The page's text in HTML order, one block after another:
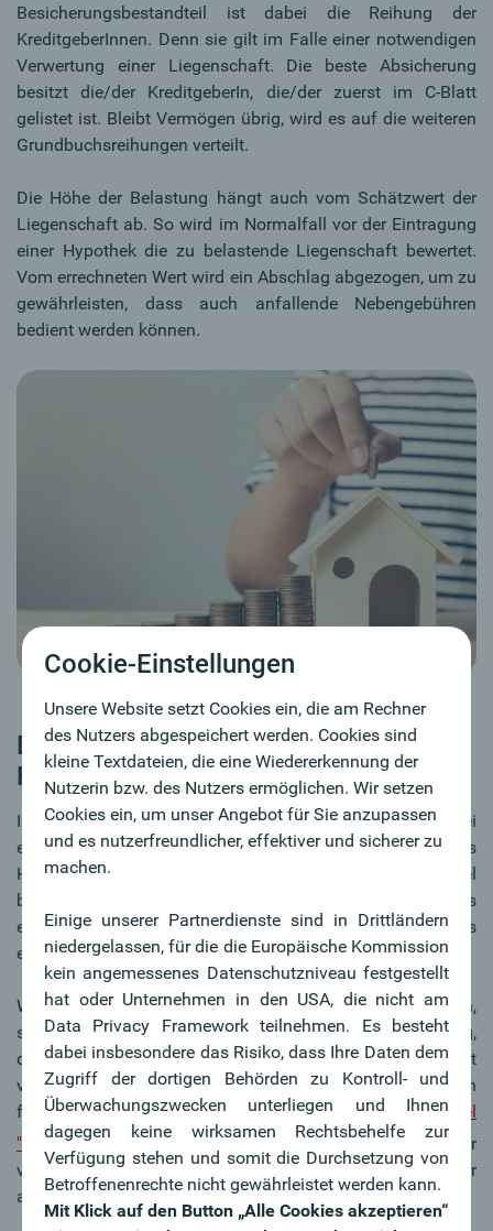
Besicherungsbestandteil ist dabei die Reihung der
KreditgeberInnen. Denn sie gilt im Falle einer notwendigen
Verwertung einer Liegenschaft. Die beste Absicherung
besitzt die/der KreditgeberIn, die/der zuerst im C-Blatt
gelistet ist. Bleibt Vermögen übrig, wird es auf die weiteren
Grundbuchsreihungen verteilt.
Die Höhe der Belastung hängt auch vom Schätzwert der
Liegenschaft ab. So wird im Normalfall vor der Eintragung
einer Hypothek die zu belastende Liegenschaft bewertet.
Vom errechneten Wert wird ein Abschlag abgezogen, um zu
gewährleisten, dass auch anfallende Nebengebühren
bedient werden können.
Das sind die Vor- und Nachteile von
Hypothekendarlehen
ImmobilienbesitzerInnen müssen berücksichtigen, dass bei
einem Hypothekendarlehen nicht der volle Kaufpreis eines
Hauses als Hypothek eingesetzt werden kann. In der Regel
beläuft sich die Hypothekenhöhe auf 60 bis 70 Prozent des
ermittelten Verkehrswerts. Wird mehr Geld benötigt, muss
eine weitere Liegenschaft angeboten werden.
Wenn Sie eine Hypothek auf Ihre Liegenschaft aufnehmen,
sind die Zinsen niedriger als bei einer Konsumfinanzierung,
da mit der Eintragung ins Grundbuch bereits eine Sicherheit
vorhanden ist. Zudem besteht die Möglichkeit, zwischen
festen und variablen Zinsen (Zum Artikel
"Kreditvertrag"
) zu wählen. Und auch die Möglichkeit zur
vorzeitigen Rückzahlung gestaltet diese Kreditform sehr
attraktiv.
Cookie-Einstellungen
Unsere Website setzt Cookies ein, die am Rechner
des Nutzers abgespeichert werden. Cookies sind
kleine Textdateien, die eine Wiedererkennung der
Nutzerin bzw. des Nutzers ermöglichen. Wir setzen
Cookies ein, um unser Angebot für Sie anzupassen
und es nutzerfreundlicher, effektiver und sicherer zu
machen.
Einige unserer Partnerdienste sind in Drittländern
niedergelassen, für die die Europäische Kommission
kein angemessenes Datenschutzniveau festgestellt
hat oder Unternehmen in den USA, die nicht am
Data Privacy Framework teilnehmen. Es besteht
dabei insbesondere das Risiko, dass Ihre Daten dem
Zugriff der dortigen Behörden zu Kontroll- und
Überwachungszwecken unterliegen und Ihnen
dagegen keine wirksamen Rechtsbehelfe zur
Verfügung stehen und somit die Durchsetzung von
Betroffenenrechte nicht gewährleistet werden kann.
Mit Klick auf den Button „Alle Cookies akzeptieren“